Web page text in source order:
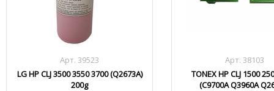
Арт. 39523
LG HP CLJ 3500 3550 3700 (Q2673A)
200g
Арт. 38103
TONEX HP CLJ 1500
(C9700A Q3960A